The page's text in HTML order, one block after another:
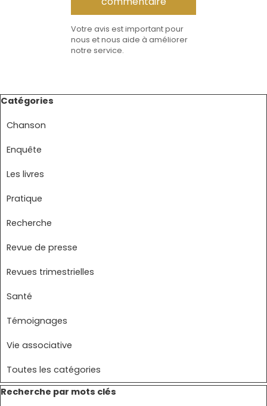
Votre avis est important pour
nous et nous aide à améliorer
notre service.
Sauter le bloc Catégories
Catégories
Chanson
Enquête
Les livres
Pratique
Recherche
Revue de presse
Revues trimestrielles
Santé
Témoignages
Vie associative
Toutes les catégories
Sauter le bloc Recherche par mots clés
Recherche par mots clés